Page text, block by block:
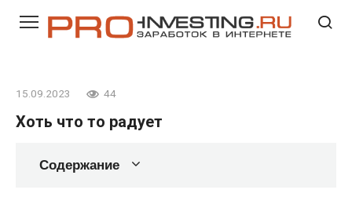
15.09.2023 44
Хоть что то радует
Содержание